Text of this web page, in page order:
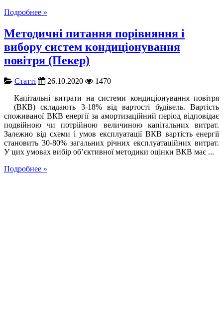
Подробнее »
Методичні питання порівняння і
вибору систем кондиціонування
повітря (Пекер)
Cтатті 26.10.2020
1470
Капітальні витрати на системи кондиціонування повітря
(ВКВ) складають 3-18% від вартості будівель. Вартість
споживаної ВКВ енергії за амортизаційний період відповідає
подвійною чи потрійною величиною капітальних витрат.
Залежно від схеми і умов експлуатації ВКВ вартість енергії
становить 30-80% загальних річних експлуатаційних витрат.
У цих умовах вибір об’єктивної методики оцінки ВКВ має ...
Подробнее »